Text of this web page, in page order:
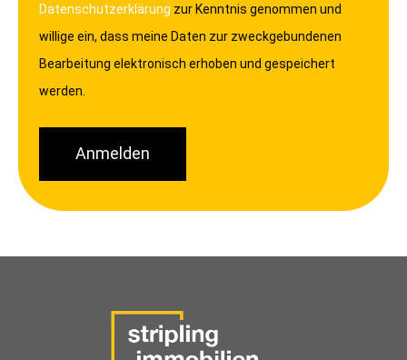
Datenschutzerklärung zur Kenntnis genommen und
willige ein, dass meine Daten zur zweckgebundenen
Bearbeitung elektronisch erhoben und gespeichert
werden.
Anmelden